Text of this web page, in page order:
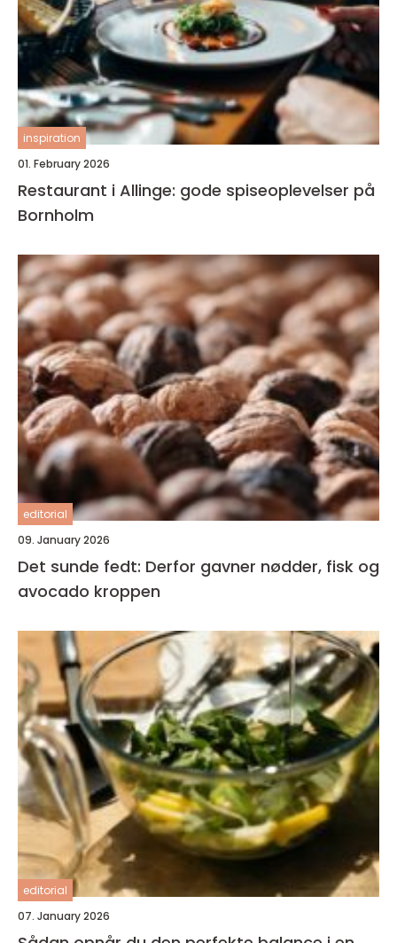
inspiration
01. February 2026
Restaurant i Allinge: gode spiseoplevelser på
Bornholm
editorial
09. January 2026
Det sunde fedt: Derfor gavner nødder, fisk og
avocado kroppen
editorial
07. January 2026